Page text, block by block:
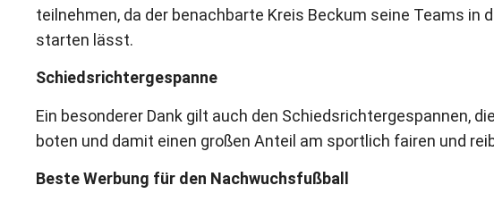
teilnehmen, da der benachbarte Kreis Beckum seine Teams in
starten lässt.
Schiedsrichtergespanne
Ein besonderer Dank gilt auch den Schiedsrichtergespannen,
boten und damit einen großen Anteil am sportlich fairen und
Beste Werbung für den Nachwuchsfußball